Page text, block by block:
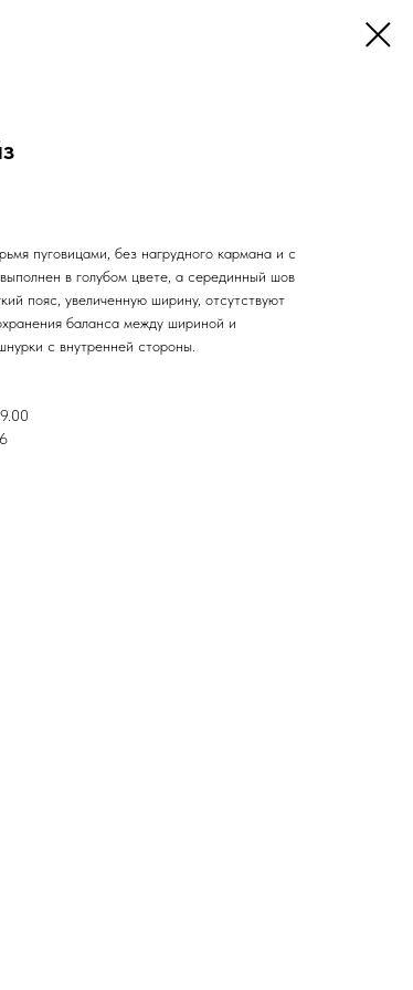
пуговицами, без нагрудного кармана и с
в голубом цвете, а серединный шов
пояс, увеличенную ширину, отсутствуют
баланса между шириной и
с внутренней стороны.